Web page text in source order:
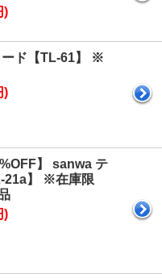
)
ド【TL-61】 ※
)
】 sanwa テ
21a】 ※在庫限
)